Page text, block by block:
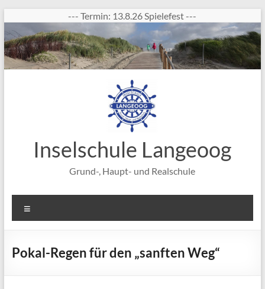
Inhalt
springen
--- Termin: 13.8.26 Spielefest ---
Inselschule Langeoog
Grund-, Haupt- und Realschule
Pokal-Regen für den „sanften Weg“